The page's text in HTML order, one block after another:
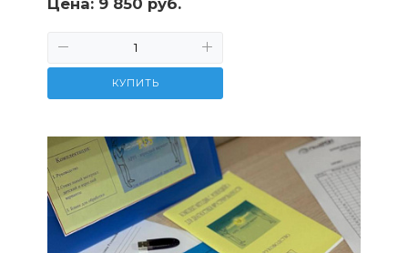
КУПИТЬ